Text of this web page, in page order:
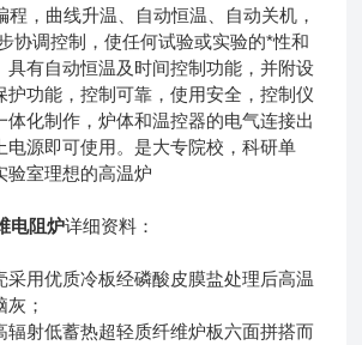
程，曲线升温、自动恒温、自动关机，
协调控制，使任何试验或实验的*性和
具有自动恒温及时间控制功能，并附设
护功能，控制可靠，使用安全，控制仪
体化制作，炉体和温控器的电气连接出
电源即可使用。是大专院校，科研单
验室理想的高温炉
电阻炉详细资料：
采用优质冷板经磷酸皮膜盐处理后高温
；
辐射低蓄热超轻质纤维炉板六面拼搭而